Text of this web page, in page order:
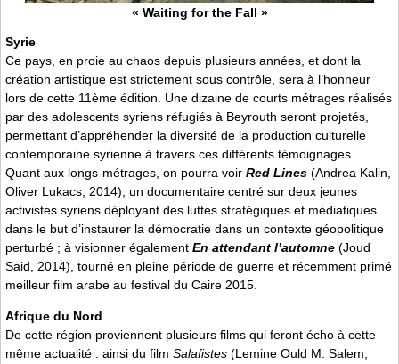
« Waiting for the Fall »
Syrie
Ce pays, en proie au chaos depuis plusieurs années, et dont la
création artistique est strictement sous contrôle, sera à l’honneur
lors de cette 11ème édition. Une dizaine de courts métrages réalisés
par des adolescents syriens réfugiés à Beyrouth seront projetés,
permettant d’appréhender la diversité de la production culturelle
contemporaine syrienne à travers ces différents témoignages.
Quant aux longs-métrages, on pourra voir Red Lines (Andrea Kalin,
Oliver Lukacs, 2014), un documentaire centré sur deux jeunes
activistes syriens déployant des luttes stratégiques et médiatiques
dans le but d’instaurer la démocratie dans un contexte géopolitique
perturbé ; à visionner également En attendant l’automne (Joud
Said, 2014), tourné en pleine période de guerre et récemment primé
meilleur film arabe au festival du Caire 2015.
Afrique du Nord
De cette région proviennent plusieurs films qui feront écho à cette
même actualité : ainsi du film Salafistes (Lemine Ould M. Salem,